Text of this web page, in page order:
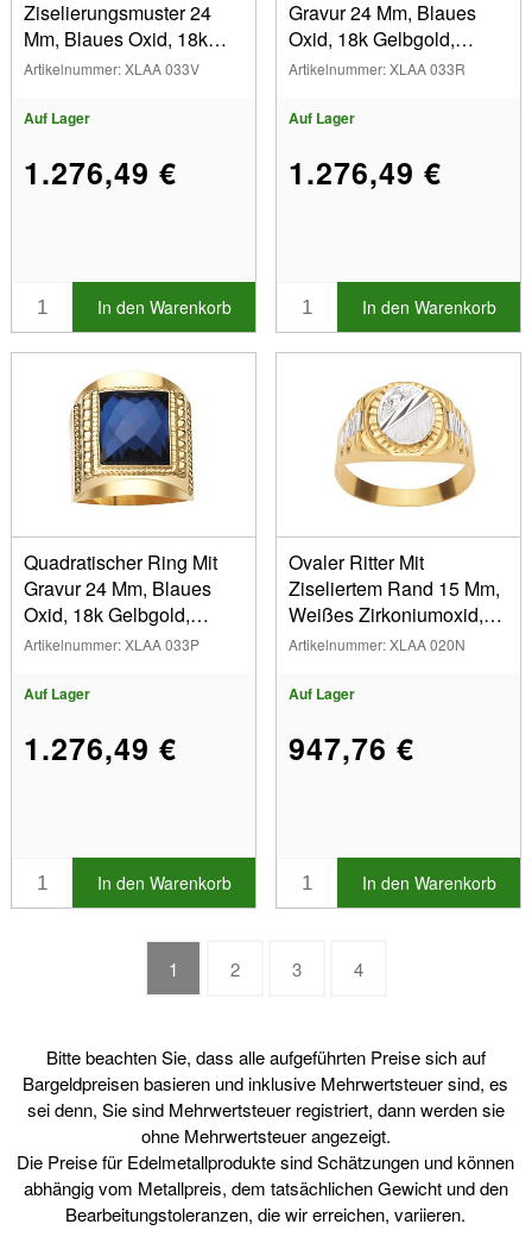
Ziselierungsmuster 24
Mm, Blaues Oxid, 18k
Gelbgold, Geschlossene
Artikelnummer: XLAA 033V
Auf Lager
1.276,49 €
In den Warenkorb
Gravur 24 Mm, Blaues
Oxid, 18k Gelbgold,
Geschlossener Finger64
Artikelnummer: XLAA 033R
Auf Lager
1.276,49 €
In den Warenkorb
Quadratischer Ring Mit
Gravur 24 Mm, Blaues
Oxid, 18k Gelbgold,
Geschlossener Finger62
Artikelnummer: XLAA 033P
Auf Lager
1.276,49 €
In den Warenkorb
Ovaler Ritter Mit
Ziseliertem Rand 15 Mm,
Weißes Zirkoniumoxid,
18k Gelbgold, Finger 60
Artikelnummer: XLAA 020N
Auf Lager
947,76 €
In den Warenkorb
1 2 3 4
Bitte beachten Sie, dass alle aufgeführten Preise sich auf
Bargeldpreisen basieren und inklusive Mehrwertsteuer sind, es
sei denn, Sie sind Mehrwertsteuer registriert, dann werden sie
ohne Mehrwertsteuer angezeigt.
Die Preise für Edelmetallprodukte sind Schätzungen und können
abhängig vom Metallpreis, dem tatsächlichen Gewicht und den
Bearbeitungstoleranzen, die wir erreichen, variieren.